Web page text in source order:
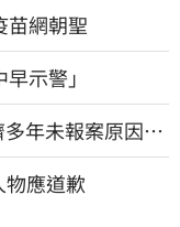
苗網朝聖
示警」
年未報案原因
應道歉